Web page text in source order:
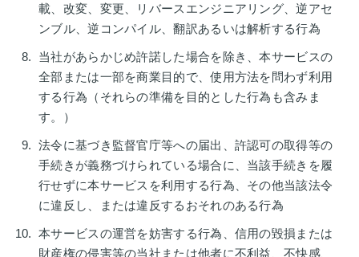
載、改変、変更、リバースエンジニアリング、逆アセ
ンブル、逆コンパイル、翻訳あるいは解析する行為
当社があらかじめ許諾した場合を除き、本サービスの
全部または一部を商業目的で、使用方法を問わず利用
する行為（それらの準備を目的とした行為も含みま
す。）
法令に基づき監督官庁等への届出、許認可の取得等の
手続きが義務づけられている場合に、当該手続きを履
行せずに本サービスを利用する行為、その他当該法令
に違反し、または違反するおそれのある行為
本サービスの運営を妨害する行為、信用の毀損または
財産権の侵害等の当社または他者に不利益、不快感、